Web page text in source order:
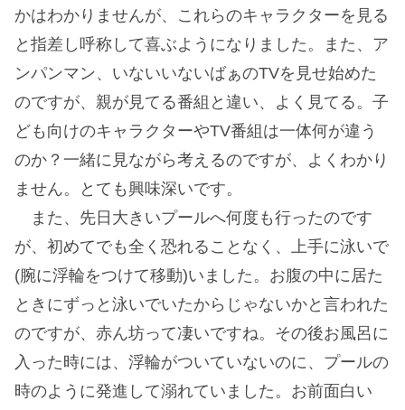
かはわかりませんが、これらのキャラクターを見る
と指差し呼称して喜ぶようになりました。また、ア
ンパンマン、いないいないばぁのTVを見せ始めた
のですが、親が見てる番組と違い、よく見てる。子
ども向けのキャラクターやTV番組は一体何が違う
のか？一緒に見ながら考えるのですが、よくわかり
ません。とても興味深いです。
また、先日大きいプールへ何度も行ったのです
が、初めてでも全く恐れることなく、上手に泳いで
(腕に浮輪をつけて移動)いました。お腹の中に居た
ときにずっと泳いでいたからじゃないかと言われた
のですが、赤ん坊って凄いですね。その後お風呂に
入った時には、浮輪がついていないのに、プールの
時のように発進して溺れていました。お前面白い